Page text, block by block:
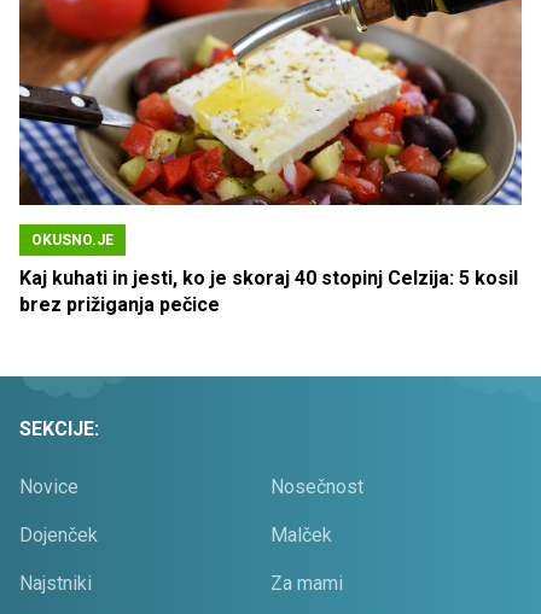
OKUSNO.JE
Kaj kuhati in jesti, ko je skoraj 40 stopinj Celzija: 5 kosil
brez prižiganja pečice
SEKCIJE:
Novice Nosečnost
Dojenček Malček
Najstniki Za mami